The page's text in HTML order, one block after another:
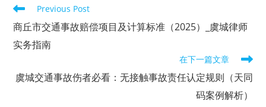
Read
more
articles
Previous Post
商丘市交通事故赔偿项目及计算标准（2025）_虞城律师
实务指南
在下一篇文章
虞城交通事故伤者必看：无接触事故责任认定规则（天同
码案例解析）